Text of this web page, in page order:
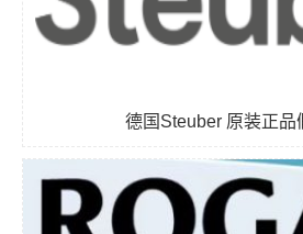
德国Steuber 原装正品